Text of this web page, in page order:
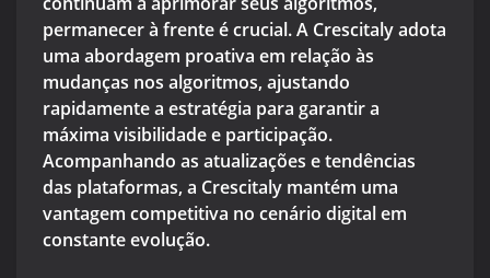
permanecer à frente é crucial. A Crescitaly adota
uma abordagem proativa em relação às
mudanças nos algoritmos, ajustando
rapidamente a estratégia para garantir a
máxima visibilidade e participação.
Acompanhando as atualizações e tendências
das plataformas, a Crescitaly mantém uma
vantagem competitiva no cenário digital em
constante evolução.